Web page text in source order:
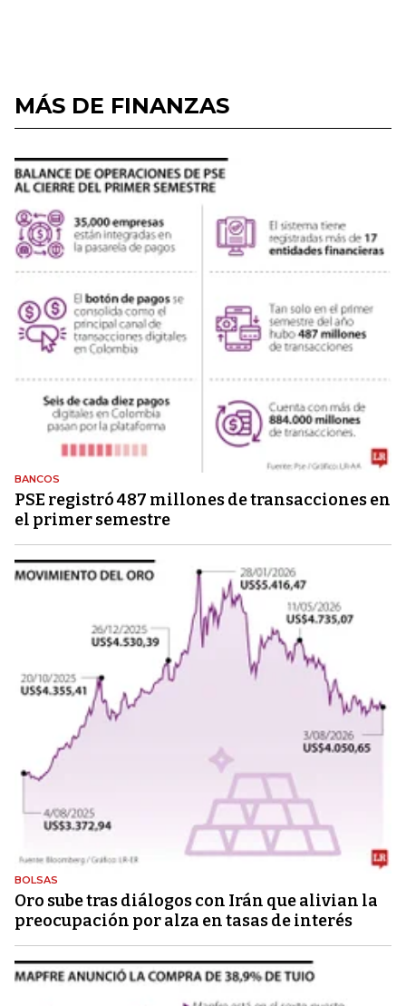
MÁS DE FINANZAS
BANCOS
PSE registró 487 millones de transacciones en
el primer semestre
BOLSAS
Oro sube tras diálogos con Irán que alivian la
preocupación por alza en tasas de interés